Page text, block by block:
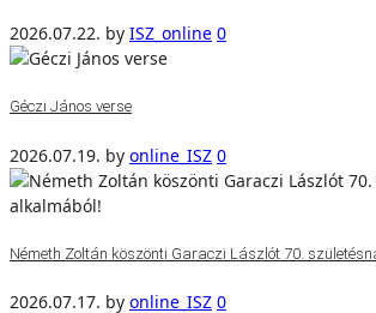
2026.07.22. by ISZ_online 0
Géczi János verse
2026.07.19. by online_ISZ 0
Németh Zoltán köszönti Garaczi Lászlót 70.
2026.07.17. by online_ISZ 0